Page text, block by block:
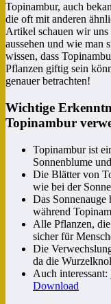
Topinambur, auch
die oft mit anderen
Artikel schauen wir
aussehen und wie man
wissen, dass
Pflanzen giftig sein
genauer betrachten!
Wichtige
Topinambur
Topinambur ist
Sonnenblume
Die Blätter von
wie bei der
Das Sonnenauge
während
Alle Pflanzen,
sicher für
Die
da die
Auch interessant:
Download